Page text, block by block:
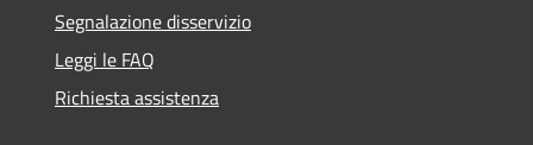
Segnalazione disservizio
Leggi le FAQ
Richiesta assistenza